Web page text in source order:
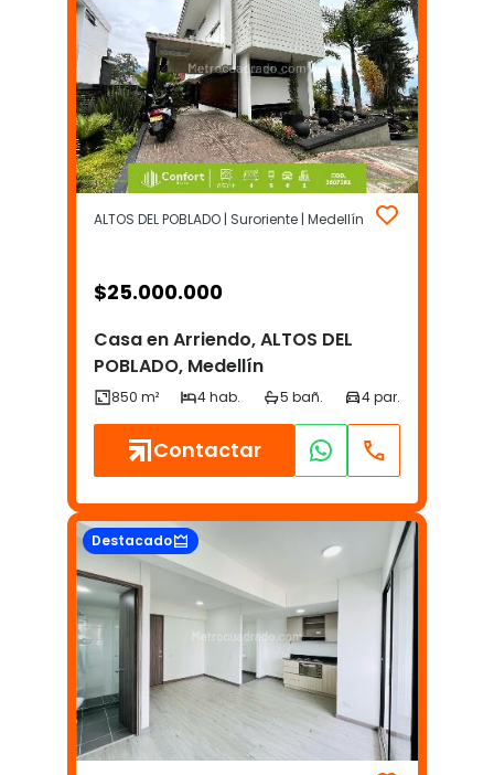
ALTOS DEL POBLADO | Suroriente | Medellín
$25.000.000
Casa en Arriendo, ALTOS DEL
POBLADO, Medellín
Contactar
Destacado